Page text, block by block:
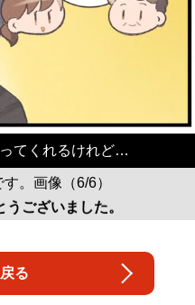
てくれるけれど…
。画像（6/6）
ございました。
る